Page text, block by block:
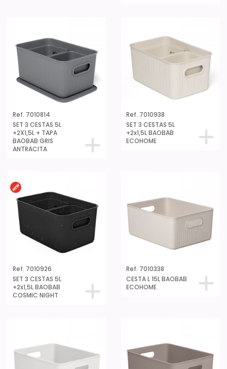
Ref. 7010814
SET 3 CESTAS 5L
+2X1,5L + TAPA
BAOBAB GRIS
ANTRACITA
Ref. 7010938
SET 3 CESTAS 5L
+2x1,5L BAOBAB
ECOHOME
Ref. 7010926
SET 3 CESTAS 5L
+2x1,5L BAOBAB
COSMIC NIGHT
Ref. 7010338
CESTA L 15L BAOBAB
ECOHOME